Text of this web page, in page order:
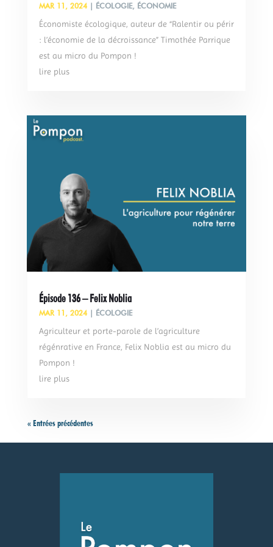
MAR 11, 2024| ÉCOLOGIE, ÉCONOMIE
Économiste écologique, auteur de “Ralentir ou périr
: l’économie de la décroissance” Timothée Parrique
est au micro du Pompon !
lire plus
Épisode 136 – Felix Noblia
MAR 11, 2024| ÉCOLOGIE
Agriculteur et porte-parole de l’agriculture
régénrative en France, Felix Noblia est au micro du
Pompon !
lire plus
« Entrées précédentes